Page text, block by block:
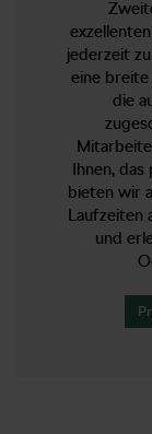
jederzeit
eine breite
die
Ihnen,
bieten wir
Laufzeiten
und